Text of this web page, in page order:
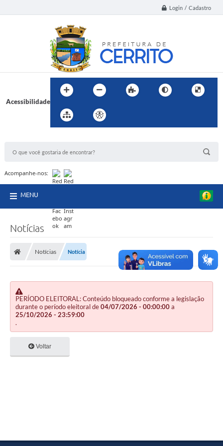
Login / Cadastro
Acessibilidade
Acompanhe-nos:
MENU
Notícias
Notícias Notícia
PERÍODO ELEITORAL: Conteúdo bloqueado conforme a legislação
durante o período eleitoral de04/07/2026 - 00:00:00a
25/10/2026 - 23:59:00
.
Voltar